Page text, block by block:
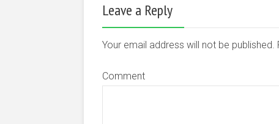
Leave a Reply
Your email address will not be
Comment